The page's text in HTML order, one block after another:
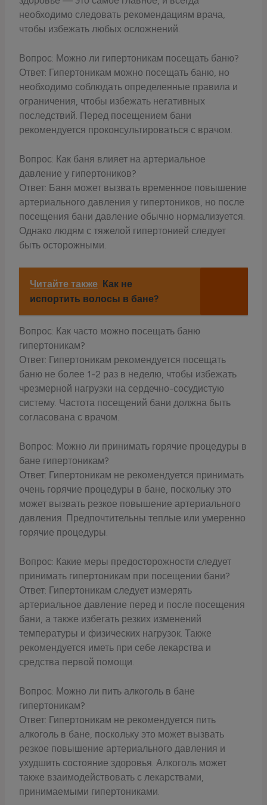
необходимо следовать рекомендациям врача,
чтобы избежать любых осложнений.
Вопрос: Можно ли гипертоникам посещать баню?
Ответ: Гипертоникам можно посещать баню, но
необходимо соблюдать определенные правила и
ограничения, чтобы избежать негативных
последствий. Перед посещением бани
рекомендуется проконсультироваться с врачом.
Вопрос: Как баня влияет на артериальное
давление у гипертоников?
Ответ: Баня может вызвать временное повышение
артериального давления у гипертоников, но после
посещения бани давление обычно нормализуется.
Однако людям с тяжелой гипертонией следует
быть осторожными.
Читайте также Как не
испортить волосы в бане?
Вопрос: Как часто можно посещать баню
гипертоникам?
Ответ: Гипертоникам рекомендуется посещать
баню не более 1-2 раз в неделю, чтобы избежать
чрезмерной нагрузки на сердечно-сосудистую
систему. Частота посещений бани должна быть
согласована с врачом.
Вопрос: Можно ли принимать горячие процедуры в
бане гипертоникам?
Ответ: Гипертоникам не рекомендуется принимать
очень горячие процедуры в бане, поскольку это
может вызвать резкое повышение артериального
давления. Предпочтительны теплые или умеренно
горячие процедуры.
Вопрос: Какие меры предосторожности следует
принимать гипертоникам при посещении бани?
Ответ: Гипертоникам следует измерять
артериальное давление перед и после посещения
бани, а также избегать резких изменений
температуры и физических нагрузок. Также
рекомендуется иметь при себе лекарства и
средства первой помощи.
Вопрос: Можно ли пить алкоголь в бане
гипертоникам?
Ответ: Гипертоникам не рекомендуется пить
алкоголь в бане, поскольку это может вызвать
резкое повышение артериального давления и
ухудшить состояние здоровья. Алкоголь может
также взаимодействовать с лекарствами,
принимаемыми гипертониками.